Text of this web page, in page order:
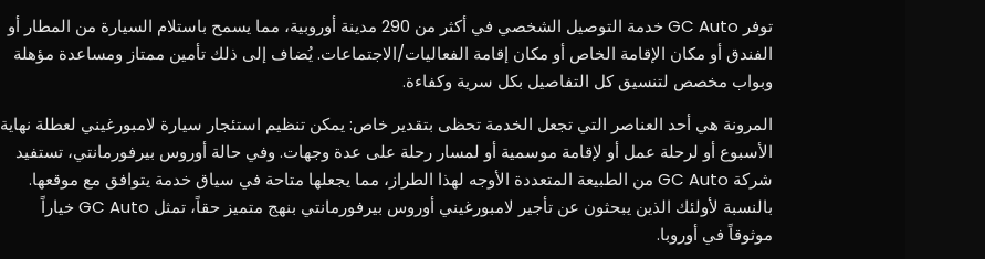
توفر GC Auto خدمة التوصيل الشخصي في أكثر من 290 مدينة أوروبية، مما يسمح باستلام السيارة من المطار أو
الفندق أو مكان الإقامة الخاص أو مكان إقامة الفعاليات/الاجتماعات. يُضاف إلى ذلك تأمين ممتاز ومساعدة مؤهلة
وبواب مخصص لتنسيق كل التفاصيل بكل سرية وكفاءة.
المرونة هي أحد العناصر التي تجعل الخدمة تحظى بتقدير خاص: يمكن تنظيم استئجار سيارة لامبورغيني لعطلة نهاية
الأسبوع أو لرحلة عمل أو لإقامة موسمية أو لمسار رحلة على عدة وجهات. وفي حالة أوروس بيرفورمانتي، تستفيد
شركة GC Auto من الطبيعة المتعددة الأوجه لهذا الطراز، مما يجعلها متاحة في سياق خدمة يتوافق مع موقعها.
بالنسبة لأولئك الذين يبحثون عن تأجير لامبورغيني أوروس بيرفورمانتي بنهج متميز حقاً، تمثل GC Auto خياراً
موثوقاً في أوروبا.